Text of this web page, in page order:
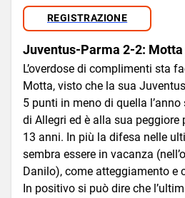
REGISTRAZIONE
Juventus-Parma 2-2:
L’overdose di complimenti sta
Motta, visto che la sua
5 punti in meno di quella
di Allegri ed è alla sua
13 anni. In più la difesa nelle
sembra essere in vacanza
Danilo), come atteggiamento e
In positivo si può dire che